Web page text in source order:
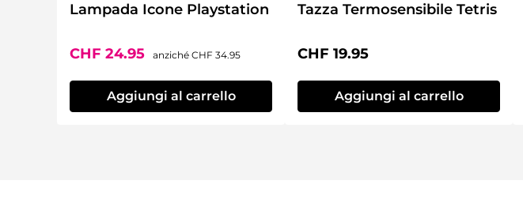
Lampada Icone Playstation
Prezzo di vendita:
CHF 24.95 anziché Prezzo normale:
CHF 34.95
Aggiungi al carrello
Tazza Termosensibile Tetris
Prezzo normale:
CHF 19.95
Aggiungi al carrello